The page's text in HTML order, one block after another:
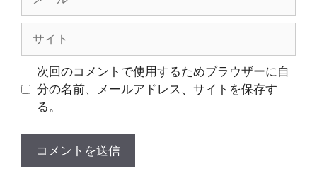
ル
次回のコメントで使用するためブラウザーに自
分の名前、メールアドレス、サイトを保存す
る。